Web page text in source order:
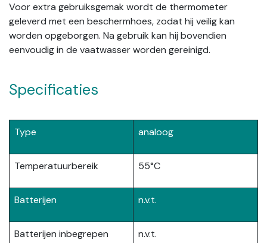
Voor extra gebruiksgemak wordt de thermometer
geleverd met een beschermhoes, zodat hij veilig kan
worden opgeborgen. Na gebruik kan hij bovendien
eenvoudig in de vaatwasser worden gereinigd.
Specificaties
Type analoog
Temperatuurbereik 55°C
Batterijen n.v.t.
Batterijen inbegrepen n.v.t.